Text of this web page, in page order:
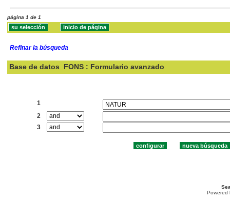
página 1 de 1
Refinar la búsqueda
Base de datos FONS : Formulario avanzado
1
2
3